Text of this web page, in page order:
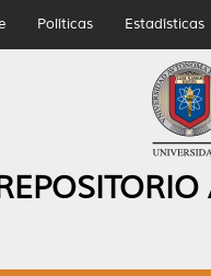
Políticas Estadísticas